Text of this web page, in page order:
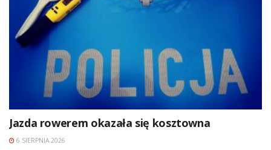
Jazda rowerem okazała się kosztowna
6 SIERPNIA 2026